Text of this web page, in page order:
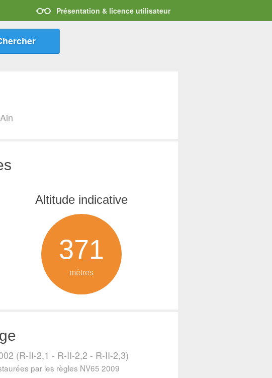
Présentation & licence utilisateur
Altitude indicative
371
mètres
(R-II-2,1 - R-II-2,2 - R-II-2,3)
par les règles NV65 2009